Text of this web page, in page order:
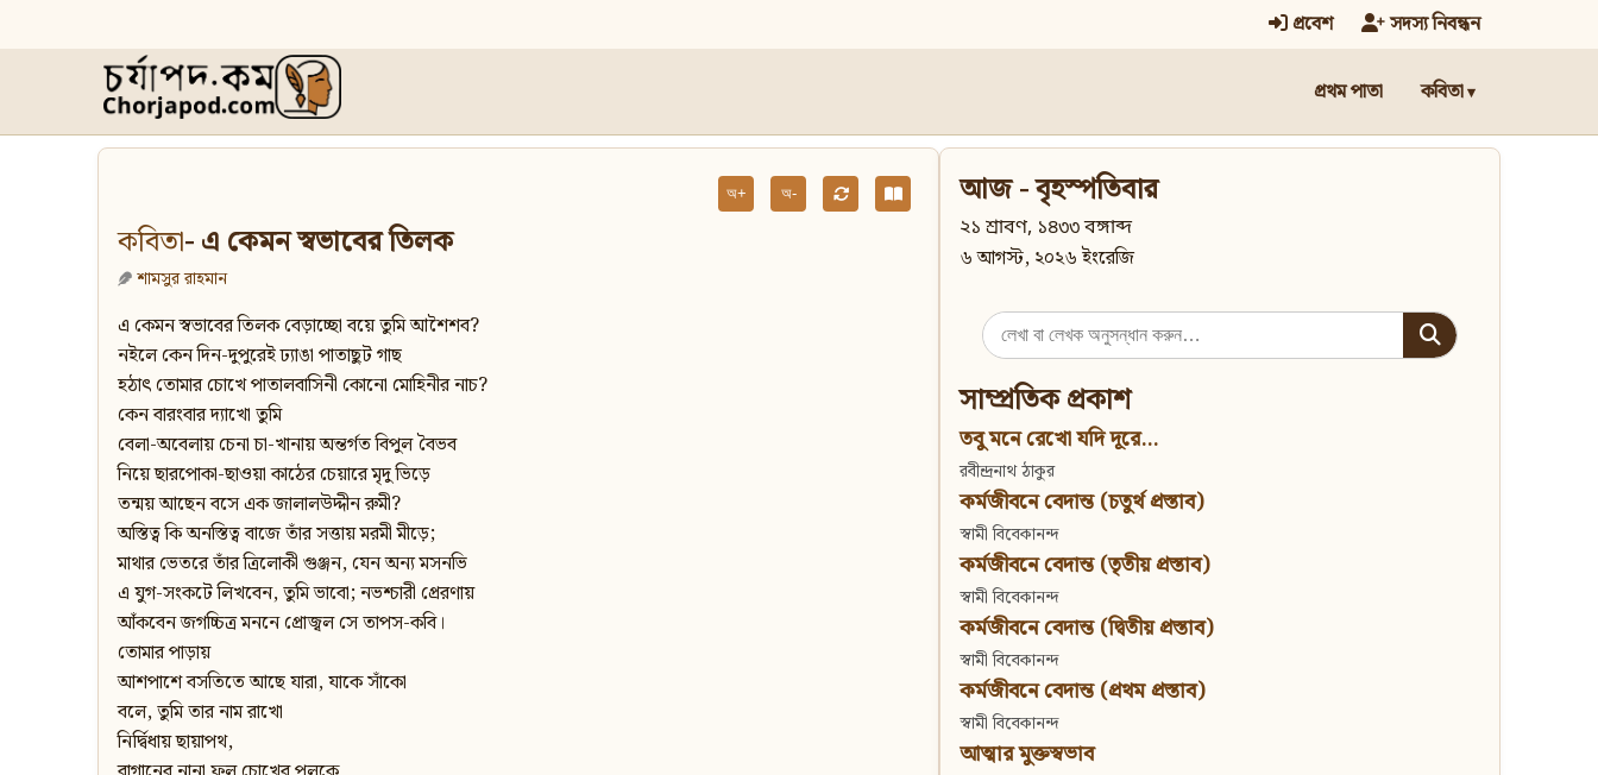
প্রবেশ সদস্য নিবন্ধন
প্রথম পাতা কবিতা
অ+ অ-
কবিতা- এ কেমন স্বভাবের তিলক
শামসুর রাহমান
এ কেমন স্বভাবের তিলক বেড়াচ্ছো বয়ে তুমি আশৈশব?
নইলে কেন দিন-দুপুরেই ঢ্যাঙা পাতাছুট গাছ
হঠাৎ তোমার চোখে পাতালবাসিনী কোনো মোহিনীর নাচ?
কেন বারংবার দ্যাখো তুমি
বেলা-অবেলায় চেনা চা-খানায় অন্তর্গত বিপুল বৈভব
নিয়ে ছারপোকা-ছাওয়া কাঠের চেয়ারে মৃদু ভিড়ে
তন্ময় আছেন বসে এক জালালউদ্দীন রুমী?
অস্তিত্ব কি অনস্তিত্ব বাজে তাঁর সত্তায় মরমী মীড়ে;
মাথার ভেতরে তাঁর ত্রিলোকী গুঞ্জন, যেন অন্য মসনভি
এ যুগ-সংকটে লিখবেন, তুমি ভাবো; নভশ্চারী প্রেরণায়
আঁকবেন জগচ্চিত্র মননে প্রোজ্বল সে তাপস-কবি।
তোমার পাড়ায়
আশপাশে বসতিতে আছে যারা, যাকে সাঁকো
বলে, তুমি তার নাম রাখো
নির্দ্বিধায় ছায়াপথ,
আজ - বৃহস্পতিবার
২১ শ্রাবণ, ১৪৩৩ বঙ্গাব্দ
৬ আগস্ট, ২০২৬ ইংরেজি
Search
for:
সাম্প্রতিক প্রকাশ
তবু মনে রেখো যদি দূরে...
রবীন্দ্রনাথ ঠাকুর
কর্মজীবনে বেদান্ত (চতুর্থ প্রস্তাব)
স্বামী বিবেকানন্দ
কর্মজীবনে বেদান্ত (তৃতীয় প্রস্তাব)
স্বামী বিবেকানন্দ
কর্মজীবনে বেদান্ত (দ্বিতীয় প্রস্তাব)
স্বামী বিবেকানন্দ
কর্মজীবনে বেদান্ত (প্রথম প্রস্তাব)
স্বামী বিবেকানন্দ
আত্মার মুক্তস্বভাব